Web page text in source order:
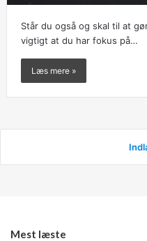
Står du også og skal til at
vigtigt at du har fokus på…
Læs mere »
Mest læste